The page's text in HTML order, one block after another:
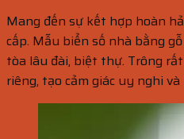
Mang đến sự kết hợp hoàn
cấp. Mẫu biển số nhà bằng
tòa lâu đài, biệt thự. Trông
riêng, tạo cảm giác uy nghi